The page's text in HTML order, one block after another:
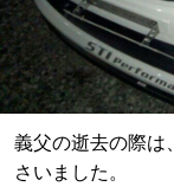
義父の逝去の際は
さいました。